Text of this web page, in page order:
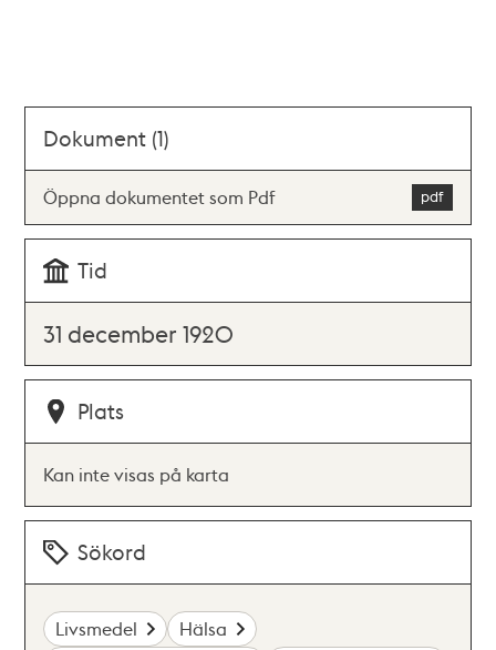
Dokument (1)
Öppna dokumentet som Pdf
Tid
31 december 1920
Plats
Kan inte visas på karta
Sökord
Livsmedel
Hälsa